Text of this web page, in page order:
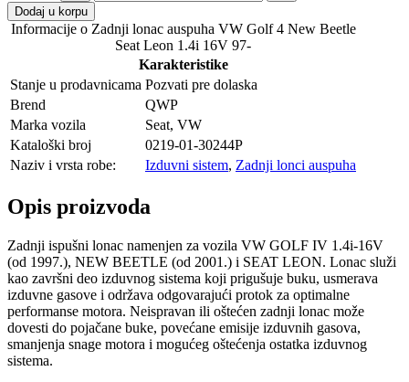
Dodaj u korpu
Informacije o Zadnji lonac auspuha VW Golf 4 New Beetle
Seat Leon 1.4i 16V 97-
Karakteristike
Stanje u prodavnicama Pozvati pre dolaska
Brend
QWP
Marka vozila
Seat, VW
Kataloški broj
0219-01-30244P
Naziv i vrsta robe:
Izduvni sistem, Zadnji lonci auspuha
Opis proizvoda
Zadnji ispušni lonac namenjen za vozila VW GOLF IV 1.4i-16V
(od 1997.), NEW BEETLE (od 2001.) i SEAT LEON. Lonac služi
kao završni deo izduvnog sistema koji prigušuje buku, usmerava
izduvne gasove i održava odgovarajući protok za optimalne
performanse motora. Neispravan ili oštećen zadnji lonac može
dovesti do pojačane buke, povećane emisije izduvnih gasova,
smanjenja snage motora i mogućeg oštećenja ostatka izduvnog
sistema.